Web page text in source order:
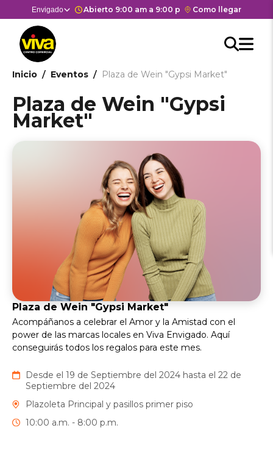
al
contenido
principal
Selector
de
centros
comerciales
Estás en:
Estás en
Envigado Horario de apertura y cierre del
Abierto 9:00 am a 9:00 pmEnlace
redirección
Maps
centro
comercial.
Como llegar
form
Buscar
Ruta
de
navegación
Inicio Eventos Plaza de Wein "Gypsi Market"
Plaza de Wein "Gypsi
Market"
Plaza de Wein "Gypsi Market"
Acompáñanos a celebrar el Amor y la Amistad con el
power de las marcas locales en Viva Envigado. Aquí
conseguirás todos los regalos para este mes.
Desde el 19 de Septiembre del 2024 hasta el 22 de
Septiembre del 2024
Plazoleta Principal y pasillos primer piso
10:00 a.m. - 8:00 p.m.